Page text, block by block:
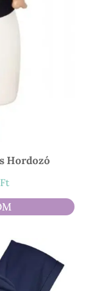
Hordozó
FtÁrtartomány:
4
900 Ft